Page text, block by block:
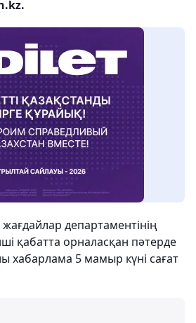
департаментінің
қабатта орналасқан пәтерде
хабарлама 5 мамыр күні сағат